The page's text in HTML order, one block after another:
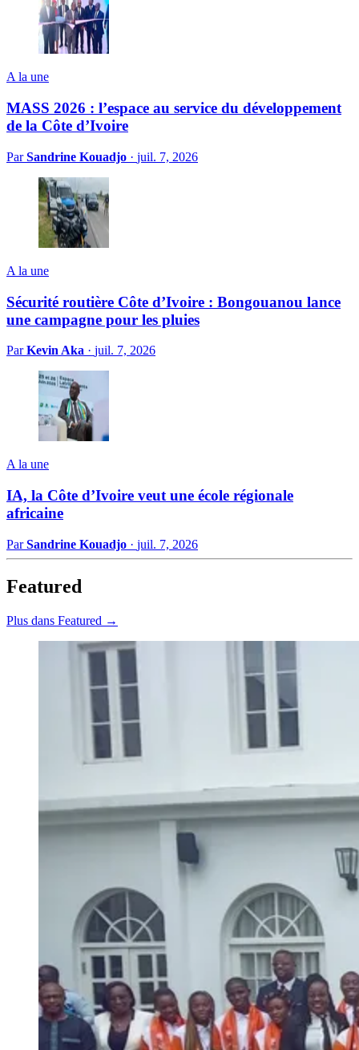
A la une
MASS 2026 : l’espace au service du développement
de la Côte d’Ivoire
ParSandrine Kouadjo · juil. 7, 2026
A la une
Sécurité routière Côte d’Ivoire : Bongouanou lance
une campagne pour les pluies
ParKevin Aka · juil. 7, 2026
A la une
IA, la Côte d’Ivoire veut une école régionale
africaine
ParSandrine Kouadjo · juil. 7, 2026
Featured
Plus dans Featured →